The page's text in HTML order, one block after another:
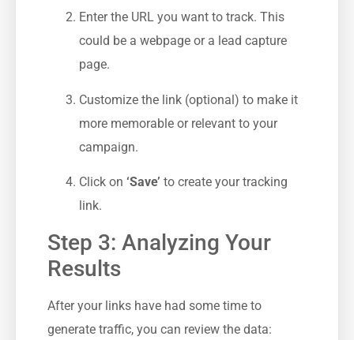
Enter the URL‍ you want to track. This
could be a webpage ‍or a lead capture
page.
Customize the link ​(optional) ‍to make it
more ⁣memorable or relevant to your
campaign.
Click on ‘Save’ to create your ⁢tracking
link.
Step 3: ‌Analyzing Your
Results
After your links have had ⁣some time to
generate traffic, you can review the data: